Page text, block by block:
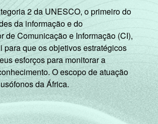
97 41
54 79
55 72 26
2 da UNESCO, o primeiro do
da informação e do
de Comunicação e Informação (CI),
que os objetivos estratégicos
esforços para monitorar a
O escopo de atuação
da África.